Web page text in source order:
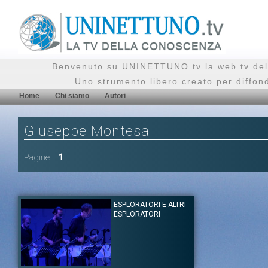
Benvenuto su UNINETTUNO.tv la web tv
Uno strumento libero creato per
Home Chi siamo Autori
Giuseppe Montesa
Pagine: 1
ESPLORATORI E ALTRI
ESPLORATORI